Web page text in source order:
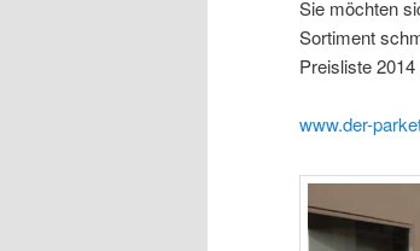
Sie möchten
Sortiment
Preisliste
www.der-